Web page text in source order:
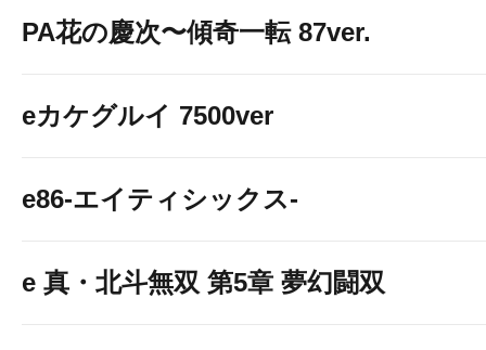
PA花の慶次〜傾奇一転 87ver.
eカケグルイ 7500ver
e86-エイティシックス-
e 真・北斗無双 第5章 夢幻闘双